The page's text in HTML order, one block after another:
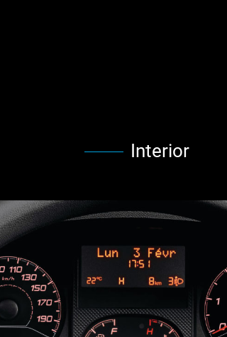
Interior